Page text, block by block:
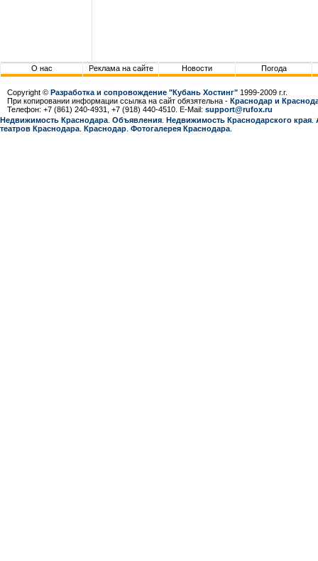
О нас Реклама на сайте Новости Погода
Copyright © Разработка и сопровождение "Кубань Хостинг" 1999-2009 г.г.
При копировании информации ссылка на сайт обязятельна - Краснодар и
Телефон: +7 (861) 240-4931, +7 (918) 440-4510. E-Mail: support@rufox.ru
Недвижимость Краснодара Объявления Недвижимость Краснодарcкого края
театров Краснодара Краснодар Фотогалерея Краснодара